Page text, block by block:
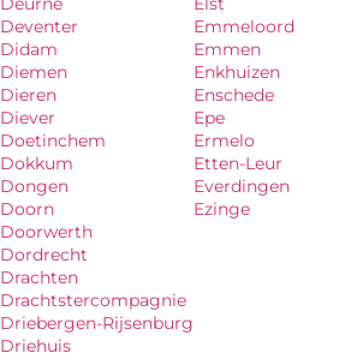
Deventer
Didam
Diemen
Dieren
Diever
Doetinchem
Dokkum
Dongen
Doorn
Doorwerth
Dordrecht
Drachten
Drachtstercompagnie
Driebergen-Rijsenburg
Driehuis
Emmeloord
Emmen
Enkhuizen
Enschede
Epe
Ermelo
Etten-Leur
Everdingen
Ezinge